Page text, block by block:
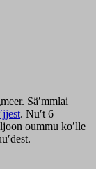
Säʹmmlai
. Nuʹt 6
oummu koʹlle